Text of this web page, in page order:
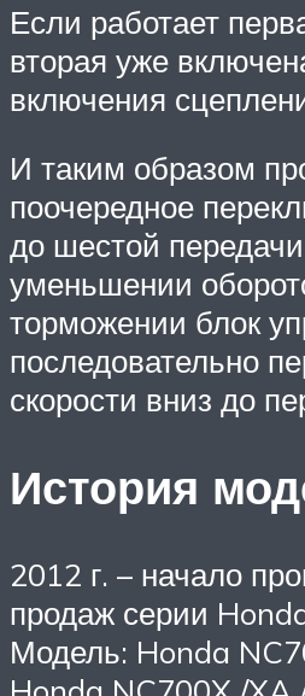
Если работает
вторая уже
включения
И таким образом
поочередное
до шестой
уменьшении
торможении блок
последовательно
скорости вниз до
История
2012 г. – начало
продаж серии
Модель: Honda